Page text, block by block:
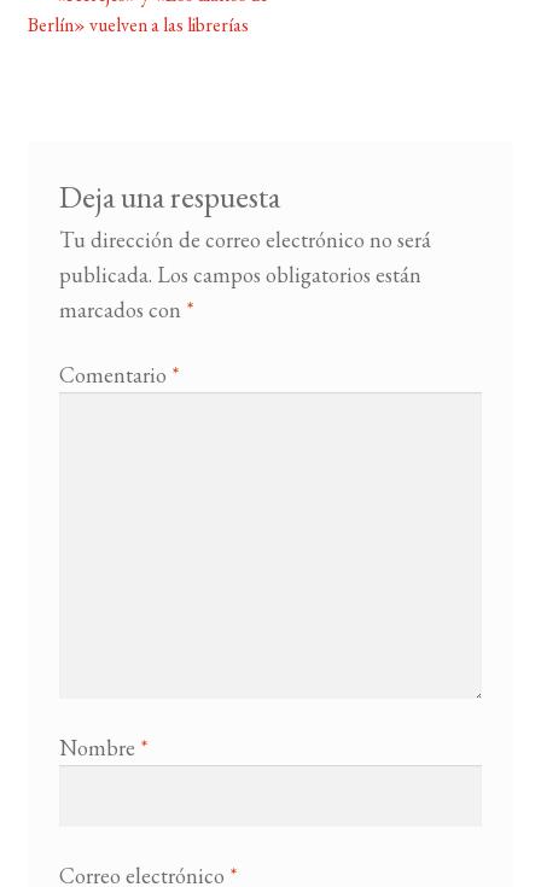
de
Berlín» vuelven a las librerías
Deja una respuesta
Tu dirección de correo electrónico no será
publicada. Los campos obligatorios están
marcados con *
Comentario *
Nombre *
Correo electrónico *